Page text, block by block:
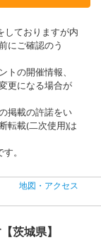
しておりますが内
にご確認のう
の開催情報、
更になる場合が
掲載の許諾をい
転載(二次使用)は
。
地図・アクセス
茨城県】